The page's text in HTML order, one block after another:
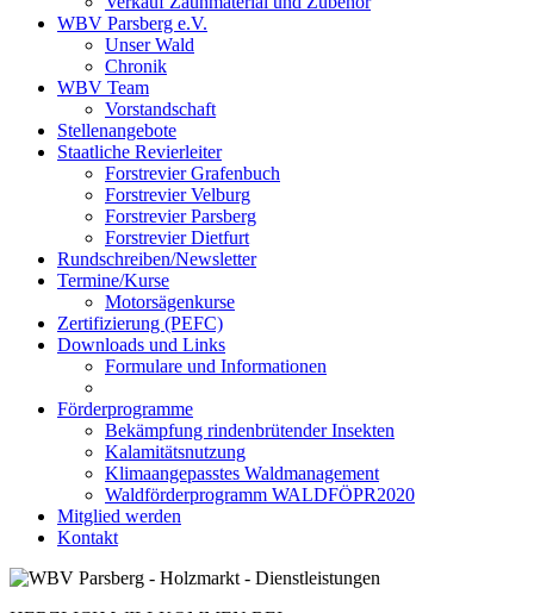
WBV Parsberg e.V.
Unser Wald
Chronik
WBV Team
Vorstandschaft
Stellenangebote
Staatliche Revierleiter
Forstrevier Grafenbuch
Forstrevier Velburg
Forstrevier Parsberg
Forstrevier Dietfurt
Rundschreiben/Newsletter
Termine/Kurse
Motorsägenkurse
Zertifizierung (PEFC)
Downloads und Links
Formulare und Informationen
Förderprogramme
Bekämpfung rindenbrütender Insekten
Kalamitätsnutzung
Klimaangepasstes Waldmanagement
Waldförderprogramm WALDFÖPR2020
Mitglied werden
Kontakt